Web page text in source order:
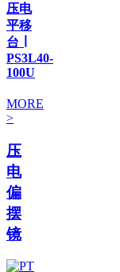
压电
平移
台 ∣
PS3L40-
100U
MORE
>
压
电
偏
摆
镜